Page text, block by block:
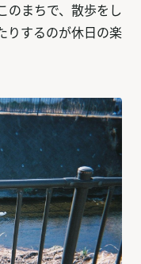
のまちで、散歩をし
りするのが休日の楽